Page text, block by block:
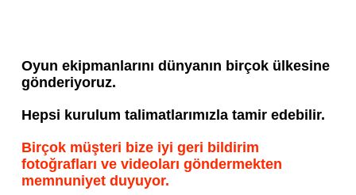
Oyun ekipmanlarını dünyanın birçok ülkesine
gönderiyoruz.
Hepsi kurulum talimatlarımızla tamir edebilir.
Birçok müşteri bize iyi geri bildirim
fotoğrafları ve videoları göndermekten
memnuniyet duyuyor.